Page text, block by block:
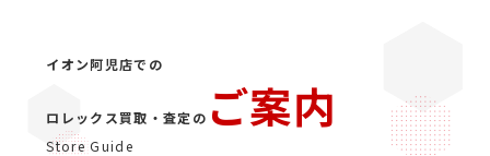
イオン阿児店での
ロレックス買取・査定の ご案内
Store Guide